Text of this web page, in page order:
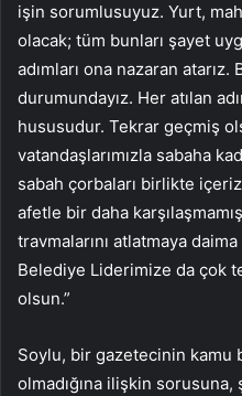
işin sorumlusuyuz. Yurt,
olacak; tüm bunları şayet
adımları ona nazaran
durumundayız. Her atılan
hususudur. Tekrar geçmiş
vatandaşlarımızla sabaha
sabah çorbaları birlikte
afetle bir daha
travmalarını atlatmaya
Belediye Liderimize da çok
olsun.”
Soylu, bir gazetecinin kamu
olmadığına ilişkin sorusuna,